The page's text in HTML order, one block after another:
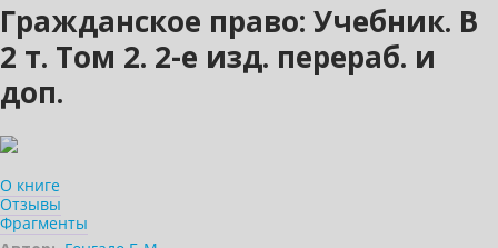
Гражданское право: Учебник. В
2 т. Том 2. 2-е изд. перераб. и
доп.
О книге
Отзывы
Фрагменты